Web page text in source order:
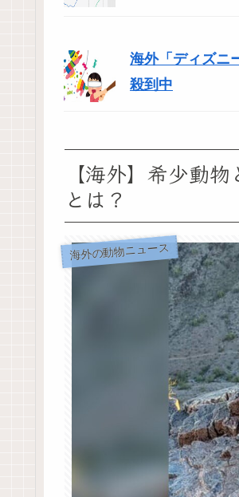
海外「ディズニ
殺到中
【海外】希少動
とは？
海外の動物ニュース